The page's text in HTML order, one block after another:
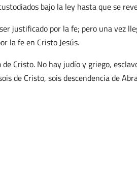
bajo la ley hasta que se
justificado por la fe; pero una vez
la fe en Cristo Jesús.
Cristo. No hay judío y griego,
de Cristo, sois descendencia de